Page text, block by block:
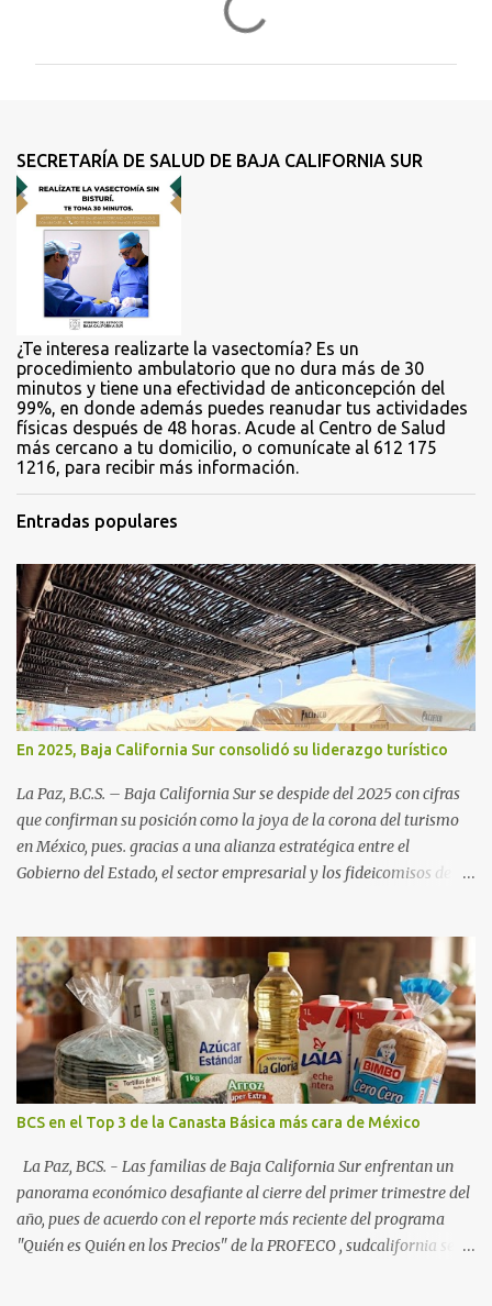
t
a
r
o
SECRETARÍA DE SALUD DE BAJA CALIFORNIA SUR
¿Te interesa realizarte la vasectomía? Es un
procedimiento ambulatorio que no dura más de 30
minutos y tiene una efectividad de anticoncepción del
99%, en donde además puedes reanudar tus actividades
físicas después de 48 horas. Acude al Centro de Salud
más cercano a tu domicilio, o comunícate al 612 175
1216, para recibir más información.
Entradas populares
En 2025, Baja California Sur consolidó su liderazgo turístico
La Paz, B.C.S. – Baja California Sur se despide del 2025 con cifras
que confirman su posición como la joya de la corona del turismo
en México, pues. gracias a una alianza estratégica entre el
Gobierno del Estado, el sector empresarial y los fideicomisos de
una derrama económica sin precedentes. Las proyecciones para
este periodo vacacional son optimistas, con un promedio estatal
que supera el 70% . Sin embargo, la sorpresa del año la ha dado el
norte del estado. Comondú encabeza las expectativas con un
impresionante 89% de ocupación, impulsado por el interés
creciente en el turismo de naturaleza. Le siguen destinos
consolidados y emergentes: Los Cabos: 72% promedio (esperando
picos del 79% en Año Nuevo). La Paz: 66%. Loreto: 58%. Mulegé:
54%. "Estamos viendo un fenómeno de diversificación. Ya no solo
vienen por el lujo de Los Cabos, sino por la aut...
BCS en el Top 3 de la Canasta Básica más cara de México
La Paz, BCS. - Las familias de Baja California Sur enfrentan un
panorama económico desafiante al cierre del primer trimestre del
año, pues de acuerdo con el reporte más reciente del programa
"Quién es Quién en los Precios" de la PROFECO , sudcalifornia se